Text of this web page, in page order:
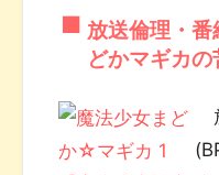
放送倫理・
どかマギカ